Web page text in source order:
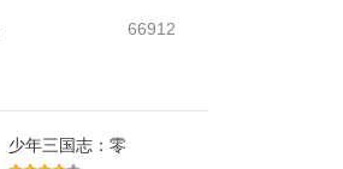
66912
少年三国志：零